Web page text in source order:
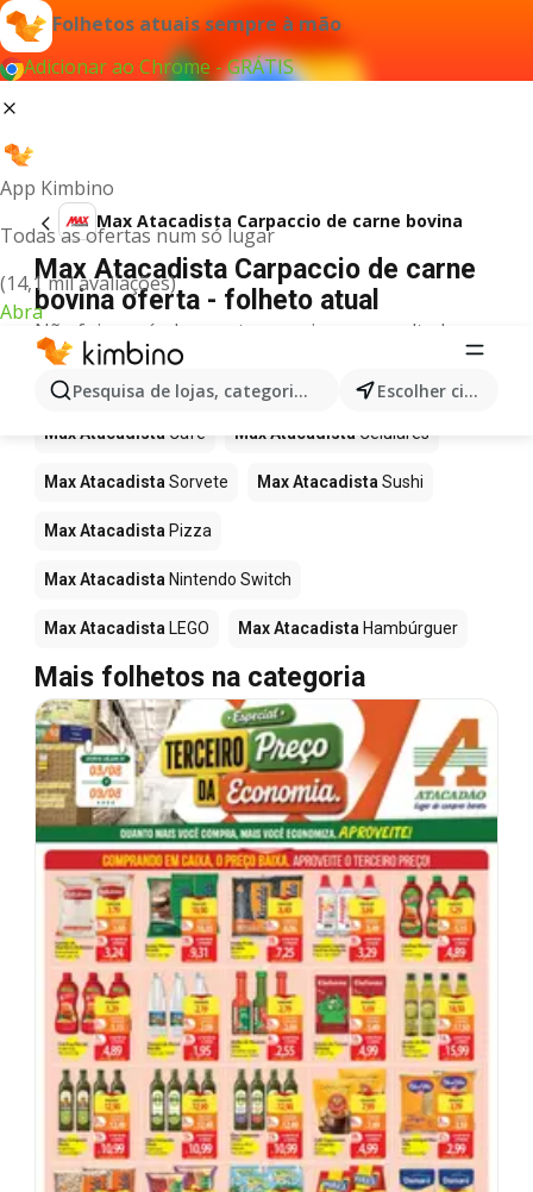
Folhetos atuais sempre à mão
Adicionar ao Chrome - GRÁTIS
App Kimbino
Todas as ofertas num só lugar
(14,1 mil avaliações)
Abra
Pesquisa de lojas, categorias,produtos... Escolher cidade
Max Atacadista Carpaccio de carne bovina
Max Atacadista Carpaccio de carne
bovina oferta - folheto atual
Não foi possível encontrar quaisquer resultados
para este termo.
Mais produtos em Max Atacadista
Max Atacadista Café Max Atacadista Celulares
Max Atacadista Sorvete Max Atacadista Sushi
Max Atacadista Pizza
Max Atacadista Nintendo Switch
Max Atacadista LEGO Max Atacadista Hambúrguer
Mais folhetos na categoria